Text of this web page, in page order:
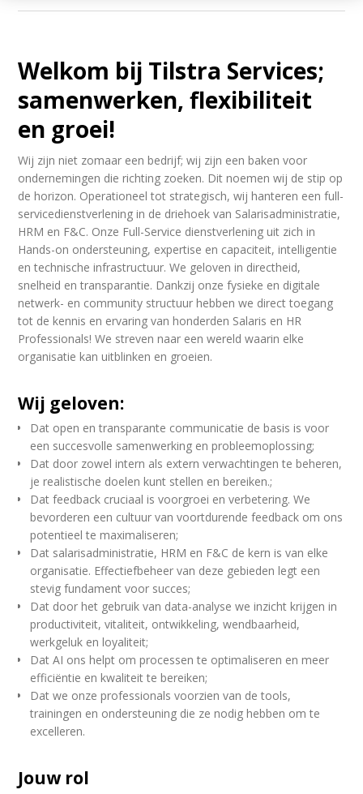
Welkom bij Tilstra Services;
samenwerken, flexibiliteit
en groei!
Wij zijn niet zomaar een bedrijf; wij zijn een baken voor
ondernemingen die richting zoeken. Dit noemen wij de stip op
de horizon. Operationeel tot strategisch, wij hanteren een full-
servicedienstverlening in de driehoek van Salarisadministratie,
HRM en F&C. Onze Full-Service dienstverlening uit zich in
Hands-on ondersteuning, expertise en capaciteit, intelligentie
en technische infrastructuur. We geloven in directheid,
snelheid en transparantie. Dankzij onze fysieke en digitale
netwerk- en community structuur hebben we direct toegang
tot de kennis en ervaring van honderden Salaris en HR
Professionals! We streven naar een wereld waarin elke
organisatie kan uitblinken en groeien.
Wij geloven:
Dat open en transparante communicatie de basis is voor
een succesvolle samenwerking en probleemoplossing;
Dat door zowel intern als extern verwachtingen te beheren,
je realistische doelen kunt stellen en bereiken.;
Dat feedback cruciaal is voorgroei en verbetering. We
bevorderen een cultuur van voortdurende feedback om ons
potentieel te maximaliseren;
Dat salarisadministratie, HRM en F&C de kern is van elke
organisatie. Effectiefbeheer van deze gebieden legt een
stevig fundament voor succes;
Dat door het gebruik van data-analyse we inzicht krijgen in
productiviteit, vitaliteit, ontwikkeling, wendbaarheid,
werkgeluk en loyaliteit;
Dat AI ons helpt om processen te optimaliseren en meer
efficiëntie en kwaliteit te bereiken;
Dat we onze professionals voorzien van de tools,
trainingen en ondersteuning die ze nodig hebben om te
excelleren.
Jouw rol